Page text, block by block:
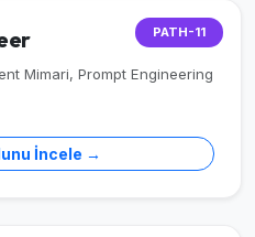
PATH-11
Mimari, Prompt Engineering
İncele →